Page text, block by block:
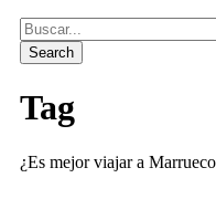
Tag
¿Es mejor viajar a